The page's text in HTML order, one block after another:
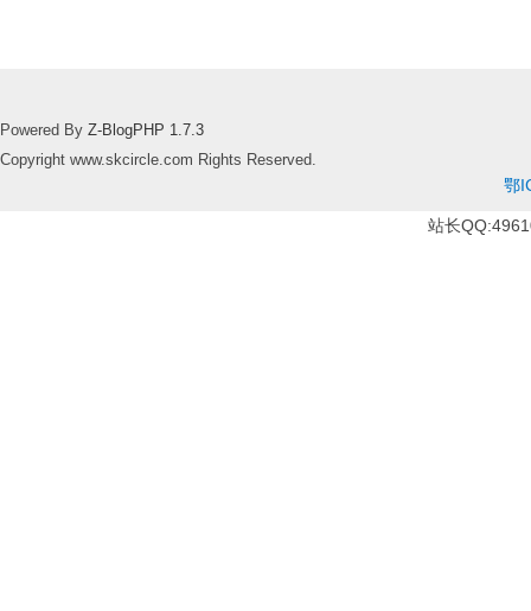
Powered By Z-BlogPHP 1.7.3
Copyright www.skcircle.com Rights Reserved.
鄂
站长